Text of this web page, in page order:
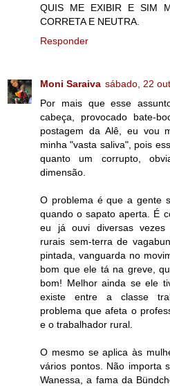
QUIS ME EXIBIR E SIM
CORRETA E NEUTRA.
Responder
Moni Saraiva sábado, 22
Por mais que esse
cabeça, provocado bate-
postagem da Alê, eu vou
minha "vasta saliva", pois
quanto um corrupto,
dimensão.
O problema é que a gente
quando o sapato aperta. É
eu já ouvi diversas vezes
rurais sem-terra de
pintada, vanguarda no
bom que ele tá na greve,
bom! Melhor ainda se ele
existe entre a classe
problema que afeta o
e o trabalhador rural.
O mesmo se aplica às
vários pontos. Não importa
Wanessa, a fama da